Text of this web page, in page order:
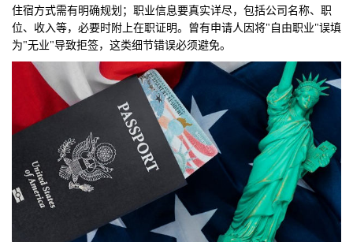
住宿方式需有明确规划；职业信息要真实详尽，包括公司名称、职
位、收入等，必要时附上在职证明。曾有申请人因将"自由职业"误填
为"无业"导致拒签，这类细节错误必须避免。